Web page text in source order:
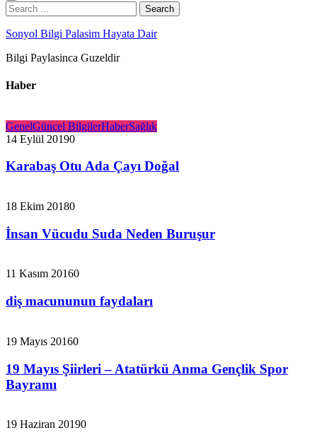
Search
for:
Sonyol Bilgi Palasim Hayata Dair
Bilgi Paylasinca Guzeldir
Haber
GenelGüncel BilgilerHaberSağlık
14 Eylül 20190
Karabaş Otu Ada Çayı Doğal
18 Ekim 20180
İnsan Vücudu Suda Neden Buruşur
11 Kasım 20160
diş macununun faydaları
19 Mayıs 20160
19 Mayıs Şiirleri – Atatürkü Anma Gençlik Spor
Bayramı
19 Haziran 20190